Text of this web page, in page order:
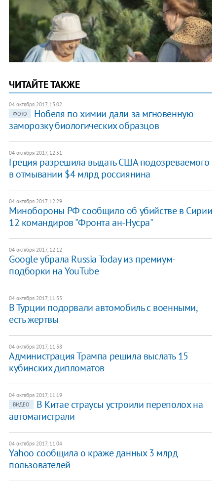
ЧИТАЙТЕ ТАКЖЕ
04 октября 2017, 13:02
ФОТО
Нобеля по химии дали за мгновенную
заморозку биологических образцов
04 октября 2017, 12:51
Греция разрешила выдать США подозреваемого
в отмывании $4 млрд россиянина
04 октября 2017, 12:29
Минобороны РФ сообщило об убийстве в Сирии
12 командиров "Фронта ан-Нусра"
04 октября 2017, 12:12
Google убрала Russia Today из премиум-
подборки на YouTube
04 октября 2017, 11:55
В Турции подорвали автомобиль с военными,
есть жертвы
04 октября 2017, 11:38
Администрация Трампа решила выслать 15
кубинских дипломатов
04 октября 2017, 11:19
ВИДЕО
В Китае страусы устроили переполох на
автомагистрали
04 октября 2017, 11:04
Yahoo сообщила о краже данных 3 млрд
пользователей